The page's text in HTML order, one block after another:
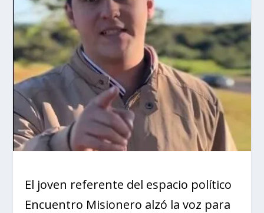
El joven referente del espacio político
Encuentro Misionero alzó la voz para